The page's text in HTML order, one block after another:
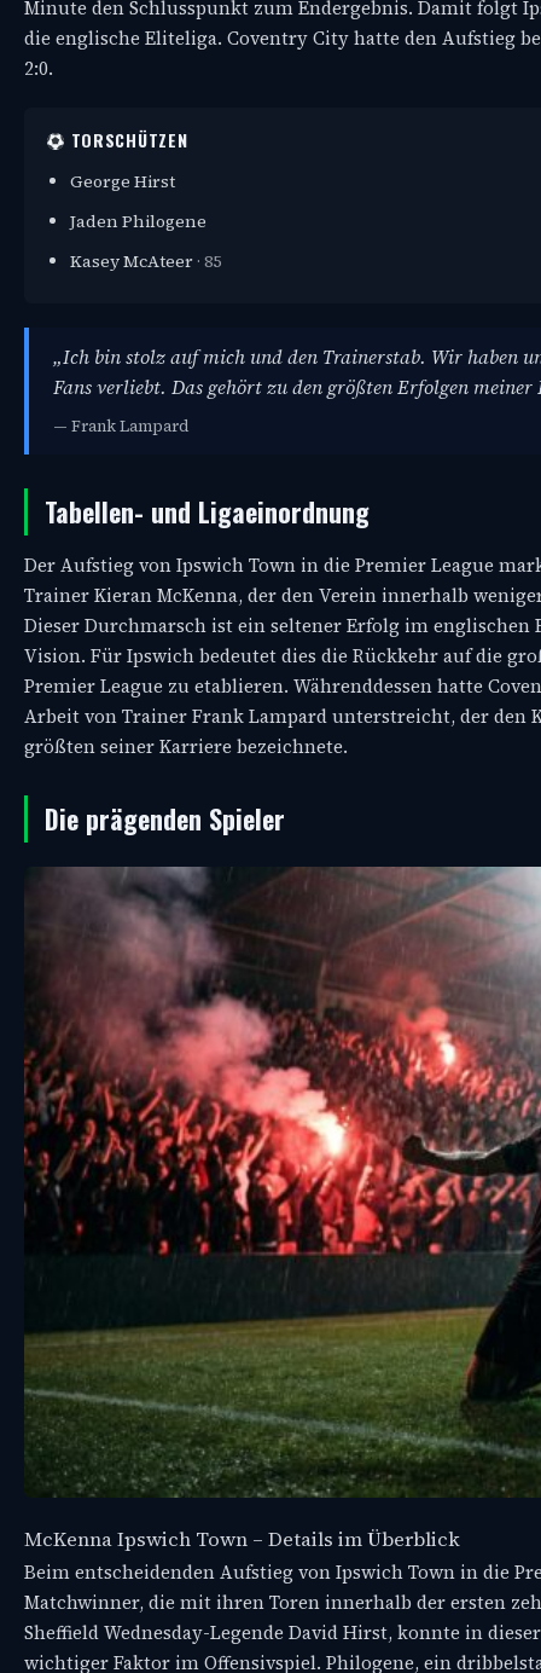
Minute den Schlusspunkt zum Endergebnis. Damit folgt
die englische Eliteliga. Coventry City hatte den Aufstieg
2:0.
TORSCHÜTZEN
George Hirst
Jaden Philogene
Kasey McAteer · 85
„Ich bin stolz auf mich und den Trainerstab. Wir haben
Fans verliebt. Das gehört zu den größten Erfolgen
— Frank Lampard
Tabellen- und Ligaeinordnung
Der Aufstieg von Ipswich Town in die Premier League
Trainer Kieran McKenna, der den Verein innerhalb
Dieser Durchmarsch ist ein seltener Erfolg im
Vision. Für Ipswich bedeutet dies die Rückkehr auf die
Premier League zu etablieren. Währenddessen hatte
Arbeit von Trainer Frank Lampard unterstreicht, der den
größten seiner Karriere bezeichnete.
Die prägenden Spieler
McKenna Ipswich Town – Details im Überblick
Beim entscheidenden Aufstieg von Ipswich Town in die
Matchwinner, die mit ihren Toren innerhalb der ersten
Sheffield Wednesday-Legende David Hirst, konnte in
wichtiger Faktor im Offensivspiel. Philogene, ein